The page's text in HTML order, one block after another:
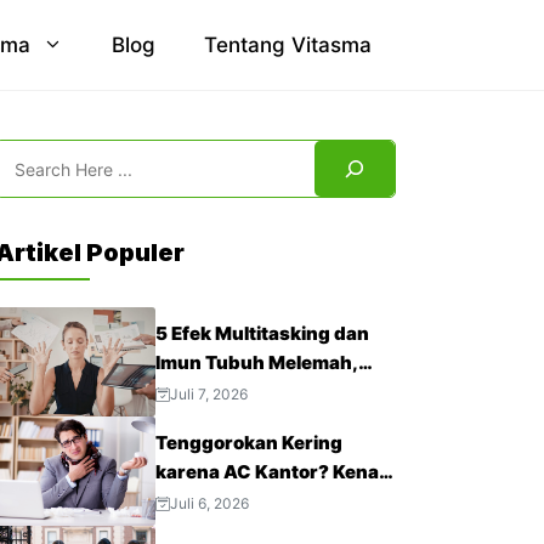
Blog Tentang Vitasma
Populer
5 Efek Multitasking dan
Imun Tubuh Melemah,
Jangan Abaikan!
Juli 7, 2026
Tenggorokan Kering
karena AC Kantor? Kenali
4 Cara Mengatasinya
Juli 6, 2026